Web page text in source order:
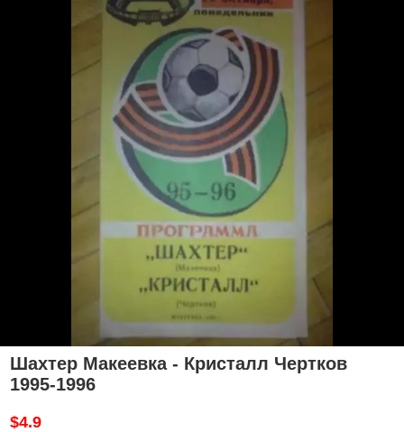
Шахтер Макеевка - Кристалл Чертков
1995-1996
$4.9